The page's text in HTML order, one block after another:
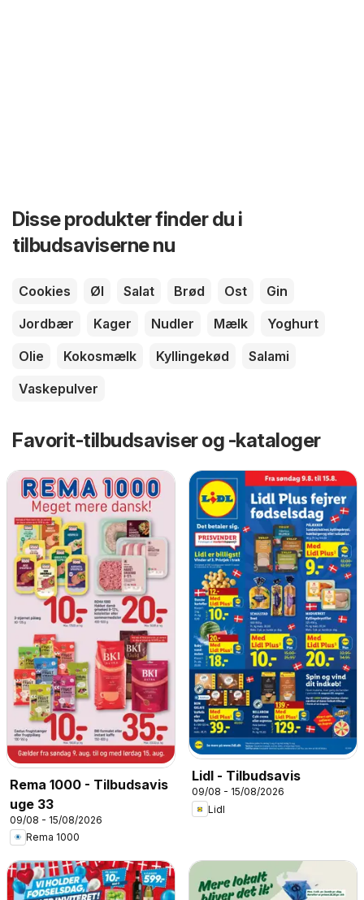
Disse produkter finder du i
tilbudsaviserne nu
Cookies Øl Salat Brød Ost
Gin
Jordbær
Kager Nudler Mælk
Yoghurt
Olie
Kokosmælk Kyllingekød
Salami
Vaskepulver
Favorit-tilbudsaviser og -kataloger
Rema 1000 - Tilbudsavis
uge 33
09/08 - 15/08/2026
Rema 1000
Lidl - Tilbudsavis
09/08 - 15/08/2026
Lidl